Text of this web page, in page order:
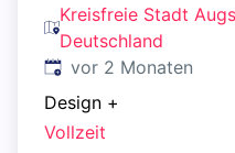
Kreisfreie Stadt
Deutschland
Veröffentlicht:
vor 2 Monaten
Design +
Vollzeit